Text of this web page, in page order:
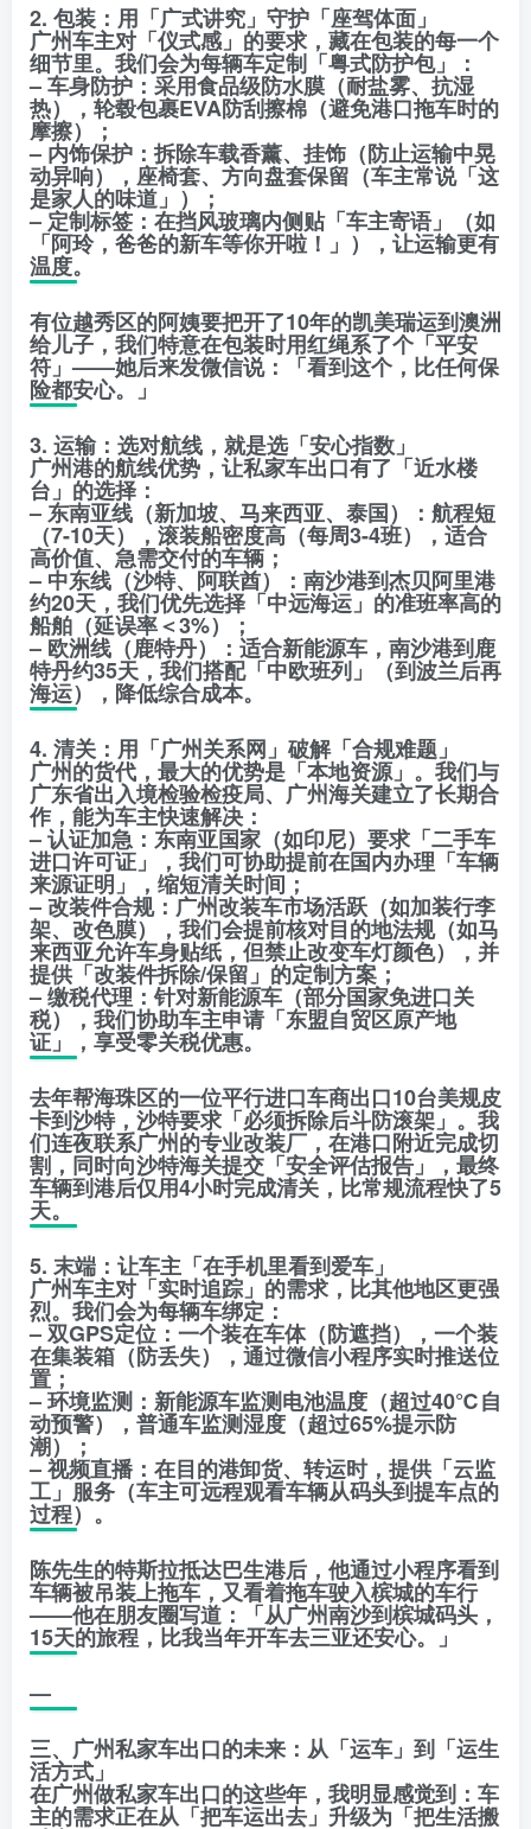
2. 包装：用「广式讲究」守护「座驾体面」
广州车主对「仪式感」的要求，藏在包装的每一个
细节里。我们会为每辆车定制「粤式防护包」：
– 车身防护：采用食品级防水膜（耐盐雾、抗湿
热），轮毂包裹EVA防刮擦棉（避免港口拖车时的
摩擦）；
– 内饰保护：拆除车载香薰、挂饰（防止运输中晃
动异响），座椅套、方向盘套保留（车主常说「这
是家人的味道」）；
– 定制标签：在挡风玻璃内侧贴「车主寄语」（如
「阿玲，爸爸的新车等你开啦！」），让运输更有
温度。
有位越秀区的阿姨要把开了10年的凯美瑞运到澳洲
给儿子，我们特意在包装时用红绳系了个「平安
符」——她后来发微信说：「看到这个，比任何保
险都安心。」
3. 运输：选对航线，就是选「安心指数」
广州港的航线优势，让私家车出口有了「近水楼
台」的选择：
– 东南亚线（新加坡、马来西亚、泰国）：航程短
（7-10天），滚装船密度高（每周3-4班），适合
高价值、急需交付的车辆；
– 中东线（沙特、阿联酋）：南沙港到杰贝阿里港
约20天，我们优先选择「中远海运」的准班率高的
船舶（延误率＜3%）；
– 欧洲线（鹿特丹）：适合新能源车，南沙港到鹿
特丹约35天，我们搭配「中欧班列」（到波兰后再
海运），降低综合成本。
4. 清关：用「广州关系网」破解「合规难题」
广州的货代，最大的优势是「本地资源」。我们与
广东省出入境检验检疫局、广州海关建立了长期合
作，能为车主快速解决：
– 认证加急：东南亚国家（如印尼）要求「二手车
进口许可证」，我们可协助提前在国内办理「车辆
来源证明」，缩短清关时间；
– 改装件合规：广州改装车市场活跃（如加装行李
架、改色膜），我们会提前核对目的地法规（如马
来西亚允许车身贴纸，但禁止改变车灯颜色），并
提供「改装件拆除/保留」的定制方案；
– 缴税代理：针对新能源车（部分国家免进口关
税），我们协助车主申请「东盟自贸区原产地
证」，享受零关税优惠。
去年帮海珠区的一位平行进口车商出口10台美规皮
卡到沙特，沙特要求「必须拆除后斗防滚架」。我
们连夜联系广州的专业改装厂，在港口附近完成切
割，同时向沙特海关提交「安全评估报告」，最终
车辆到港后仅用4小时完成清关，比常规流程快了5
天。
5. 末端：让车主「在手机里看到爱车」
广州车主对「实时追踪」的需求，比其他地区更强
烈。我们会为每辆车绑定：
– 双GPS定位：一个装在车体（防遮挡），一个装
在集装箱（防丢失），通过微信小程序实时推送位
置；
– 环境监测：新能源车监测电池温度（超过40℃自
动预警），普通车监测湿度（超过65%提示防
潮）；
– 视频直播：在目的港卸货、转运时，提供「云监
工」服务（车主可远程观看车辆从码头到提车点的
过程）。
陈先生的特斯拉抵达巴生港后，他通过小程序看到
车辆被吊装上拖车，又看着拖车驶入槟城的车行
——他在朋友圈写道：「从广州南沙到槟城码头，
15天的旅程，比我当年开车去三亚还安心。」
—
三、广州私家车出口的未来：从「运车」到「运生
活方式」
在广州做私家车出口的这些年，我明显感觉到：车
主的需求正在从「把车运出去」升级为「把生活搬